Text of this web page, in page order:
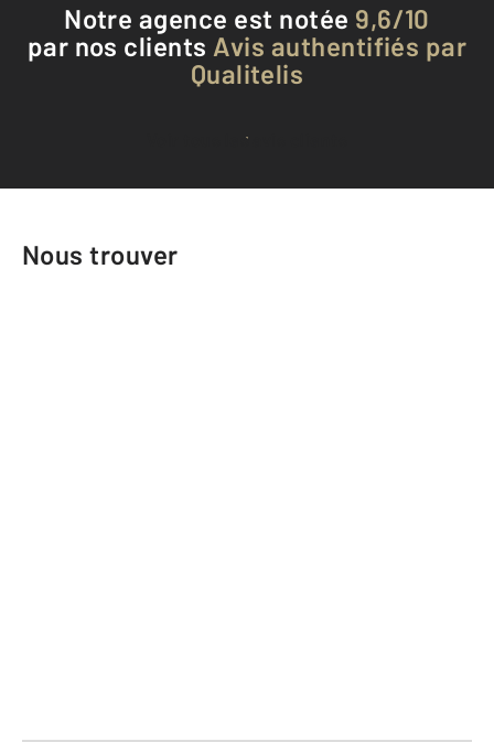
Notre agence est notée 9,6/10
par nos clients Avis authentifiés par
Qualitelis
Voir tous les avis clients
Nous trouver